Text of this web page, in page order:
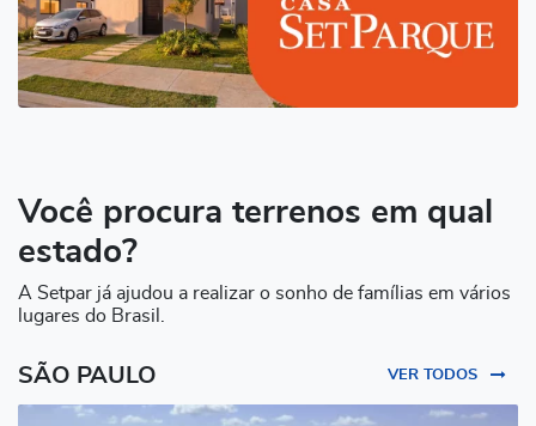
Você procura terrenos em qual
estado?
A Setpar já ajudou a realizar o sonho de famílias em vários
lugares do Brasil.
SÃO PAULO VER TODOS